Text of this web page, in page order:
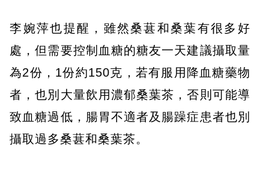
李婉萍也提醒，雖然桑葚和桑葉有很多好
處，但需要控制血糖的糖友一天建議攝取量
為2份，1份約150克，若有服用降血糖藥物
者，也別大量飲用濃郁桑葉茶，否則可能導
致血糖過低，腸胃不適者及腸躁症患者也別
攝取過多桑葚和桑葉茶。